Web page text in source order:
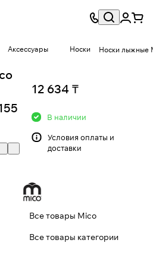
Аксессуары Носки Носки лыжные
12 634 ₸
В наличии
Условия оплаты и
доставки
Все товары Mico
Все товары категории